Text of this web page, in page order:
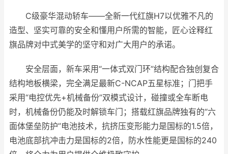
C级豪华混动轿车——全新一代红旗H7以优雅不凡的
造型、坚实可靠的安全和懂用户所需的智能，匠心诠释红
旗品牌对中式美学的坚守和对广大用户的承诺。
安全层面，新车采用“一体式双门环”结构配合独创复合
结构地板横梁，完全满足最新C-NCAP五星标准；门把手
采用“电控优先+机械备份”双模式设计，碰撞或全车断电
时，机械备份仍能及时解锁车门；搭载红旗品牌独有的“六
面体堡垒防护”电池技术，抗挤压变形能力是国标的1.5倍，
电池底部抗冲击力是国标的2倍，防水性能更是国标的240